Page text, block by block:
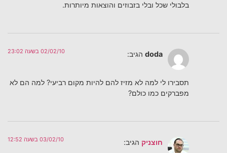
בלבולי שכל ובלי בזבוזים והוצאות מיותרות.
doda הגיב: 02/02/10 בשעה 23:02
תסבירו לי למה לא מזיז להם להיות מקום רביעי? למה הם לא
מפברקים כמו כולם?
חוצניק הגיב: 03/02/10 בשעה 12:52